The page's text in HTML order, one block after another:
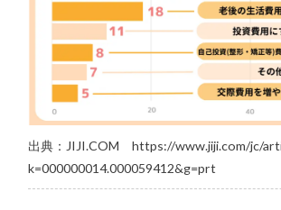
出典：JIJI.COMhttps://www.jiji.com/jc/
k=000000014.000059412&g=prt